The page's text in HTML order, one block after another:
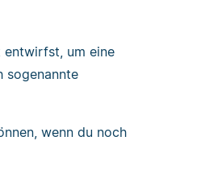
entwirfst, um eine
sogenannte
wenn du noch